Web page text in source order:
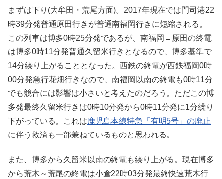
まずは下り(大牟田・荒尾方面)。2017年現在では門司港22
時39分発普通原田行きが普通南福岡行きに短縮される。
この列車は博多0時25分発であるが、南福岡→原田の終電
は博多0時11分発普通久留米行きとなるので、博多基準で
14分繰り上がることとなった。西鉄の終電が西鉄福岡0時
00分発急行花畑行きなので、南福岡以南の終電も0時11分
でも競合には影響は小さいと考えたのだろう。ただこの博
多発最終久留米行きは0時10分発から0時11分発に1分繰り
下がっている。これは鹿児島本線特急「有明5号」の廃止
に伴う救済も一部兼ねているものと思われる。
また、博多から久留米以南の終電も繰り上がる。現在博多
から荒木～荒尾の終電は小倉22時03分発最終快速荒木行